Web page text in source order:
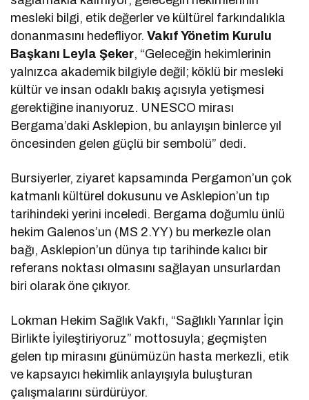
mesleki bilgi, etik değerler ve kültürel farkındalıkla
donanmasını hedefliyor.Vakıf Yönetim Kurulu
Başkanı Leyla Şeker, “Geleceğin hekimlerinin
yalnızca akademik bilgiyle değil; köklü bir mesleki
kültür ve insan odaklı bakış açısıyla yetişmesi
gerektiğine inanıyoruz. UNESCO mirası
Bergama’daki Asklepion, bu anlayışın binlerce yıl
öncesinden gelen güçlü bir sembolü” dedi.
Bursiyerler, ziyaret kapsamında Pergamon’un çok
katmanlı kültürel dokusunu ve Asklepion’un tıp
tarihindeki yerini inceledi. Bergama doğumlu ünlü
hekim Galenos’un (MS 2.YY) bu merkezle olan
bağı, Asklepion’un dünya tıp tarihinde kalıcı bir
referans noktası olmasını sağlayan unsurlardan
biri olarak öne çıkıyor.
Lokman Hekim Sağlık Vakfı, “Sağlıklı Yarınlar İçin
Birlikte İyileştiriyoruz” mottosuyla; geçmişten
gelen tıp mirasını günümüzün hasta merkezli, etik
ve kapsayıcı hekimlik anlayışıyla buluşturan
çalışmalarını sürdürüyor.